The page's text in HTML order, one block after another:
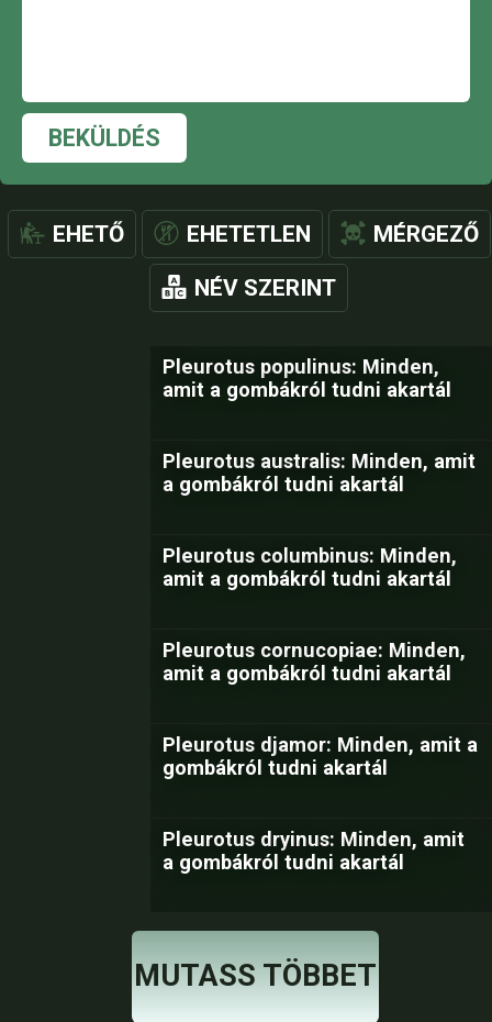
BEKÜLDÉS
EHETŐ EHETETLEN MÉRGEZŐ
NÉV SZERINT
Pleurotus populinus: Minden,
amit a gombákról tudni akartál
Pleurotus australis: Minden, amit
a gombákról tudni akartál
Pleurotus columbinus: Minden,
amit a gombákról tudni akartál
Pleurotus cornucopiae: Minden,
amit a gombákról tudni akartál
Pleurotus djamor: Minden, amit a
gombákról tudni akartál
Pleurotus dryinus: Minden, amit
a gombákról tudni akartál
MUTASS TÖBBET